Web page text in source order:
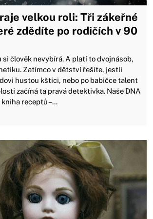
velkou roli: Tři zákeřné
zdědíte po rodičích v 90
si člověk nevybírá. A platí to dvojnásob,
Zatímco v dětství řešíte, jestli
hustou kštici, nebo po babičce talent
začíná ta pravá detektivka. Naše DNA
receptů –...